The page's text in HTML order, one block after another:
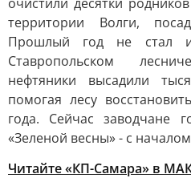
территории Волги,
Прошлый год не стал
Ставропольском
нефтяники высадили
помогая лесу
года. Сейчас заводчане
«Зеленой весны» - с
Читайте «КП-Самара» в